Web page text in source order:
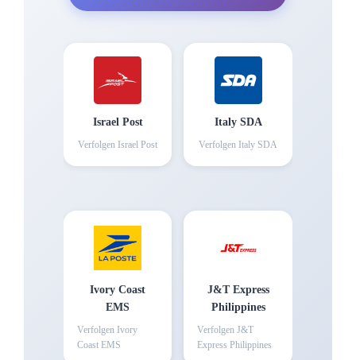
Israel Post
Verfolgen Israel Post
Italy SDA
Verfolgen Italy SDA
Ivory Coast
EMS
Verfolgen Ivory
Coast EMS
J&T Express
Philippines
Verfolgen J&T
Express Philippines